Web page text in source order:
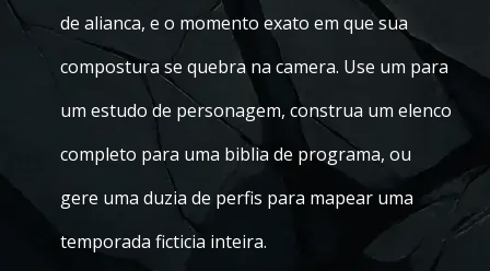
de alianca, e o momento exato em que sua
compostura se quebra na camera. Use um para
um estudo de personagem, construa um elenco
completo para uma biblia de programa, ou
gere uma duzia de perfis para mapear uma
temporada ficticia inteira.